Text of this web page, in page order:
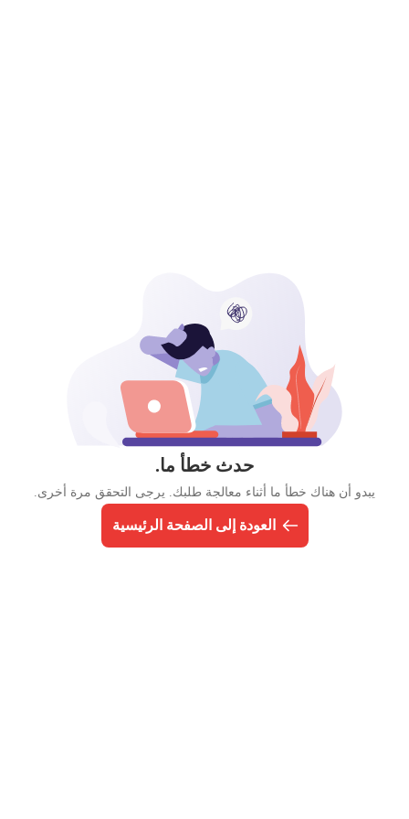
حدث خطأ ما.
يبدو أن هناك خطأ ما أثناء معالجة طلبك. يرجى التحقق مرة أخرى.
العودة إلى الصفحة الرئيسية